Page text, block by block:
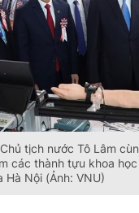
tịch nước Tô Lâm
các thành tựu khoa
Hà Nội (Ảnh: VNU)